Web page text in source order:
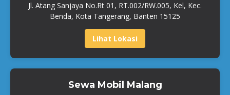
Jl. Atang Sanjaya No.Rt 01, RT.002/RW.005, Kel, Kec.
Benda, Kota Tangerang, Banten 15125
Lihat Lokasi
Sewa Mobil Malang